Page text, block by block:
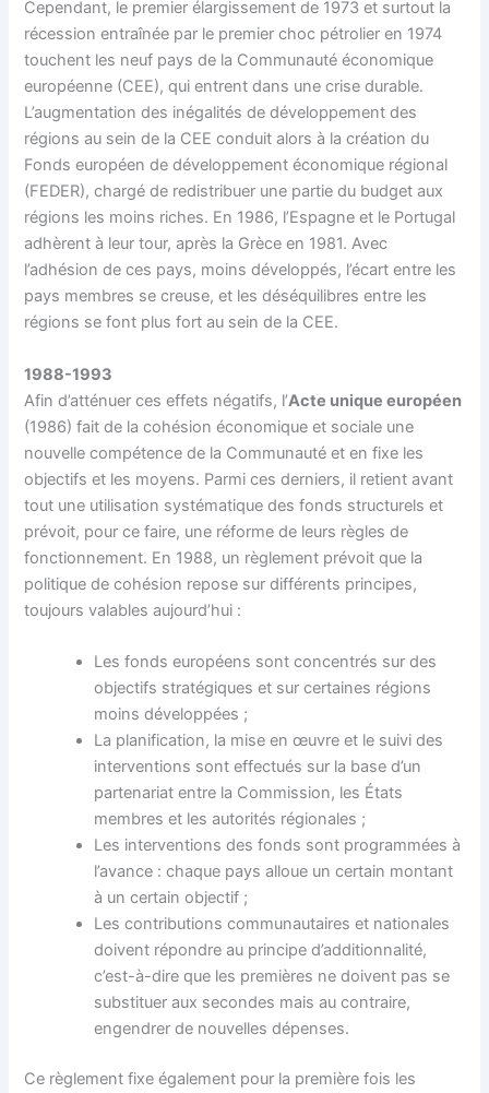
Cependant, le premier élargissement de 1973 et surtout la
récession entraînée par le premier choc pétrolier en 1974
touchent les neuf pays de la Communauté économique
européenne (CEE), qui entrent dans une crise durable.
L’augmentation des inégalités de développement des
régions au sein de la CEE conduit alors à la création du
Fonds européen de développement économique régional
(FEDER), chargé de redistribuer une partie du budget aux
régions les moins riches. En 1986, l’Espagne et le Portugal
adhèrent à leur tour, après la Grèce en 1981. Avec
l’adhésion de ces pays, moins développés, l’écart entre les
pays membres se creuse, et les déséquilibres entre les
régions se font plus fort au sein de la CEE.
1988-1993
Afin d’atténuer ces effets négatifs, l’Acte unique européen
(1986) fait de la cohésion économique et sociale une
nouvelle compétence de la Communauté et en fixe les
objectifs et les moyens. Parmi ces derniers, il retient avant
tout une utilisation systématique des fonds structurels et
prévoit, pour ce faire, une réforme de leurs règles de
fonctionnement. En 1988, un règlement prévoit que la
politique de cohésion repose sur différents principes,
toujours valables aujourd’hui :
Les fonds européens sont concentrés sur des
objectifs stratégiques et sur certaines régions
moins développées ;
La planification, la mise en œuvre et le suivi des
interventions sont effectués sur la base d’un
partenariat entre la Commission, les États
membres et les autorités régionales ;
Les interventions des fonds sont programmées à
l’avance : chaque pays alloue un certain montant
à un certain objectif ;
Les contributions communautaires et nationales
doivent répondre au principe d’additionnalité,
c’est-à-dire que les premières ne doivent pas se
substituer aux secondes mais au contraire,
engendrer de nouvelles dépenses.
Ce règlement fixe également pour la première fois les